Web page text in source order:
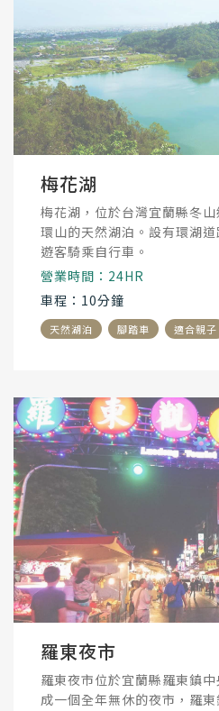
梅花湖
梅花湖，位於台灣宜蘭縣冬
環山的天然湖泊。設有環湖
遊客騎乘自行車。
營業時間：24HR
車程：10分鐘
天然湖泊 腳踏車 適合親子
羅東夜市
羅東夜市位於宜蘭縣羅東鎮
成一個全年無休的夜市，羅